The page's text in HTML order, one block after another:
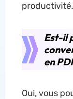
productivité.
Est-il
en
Oui, vous